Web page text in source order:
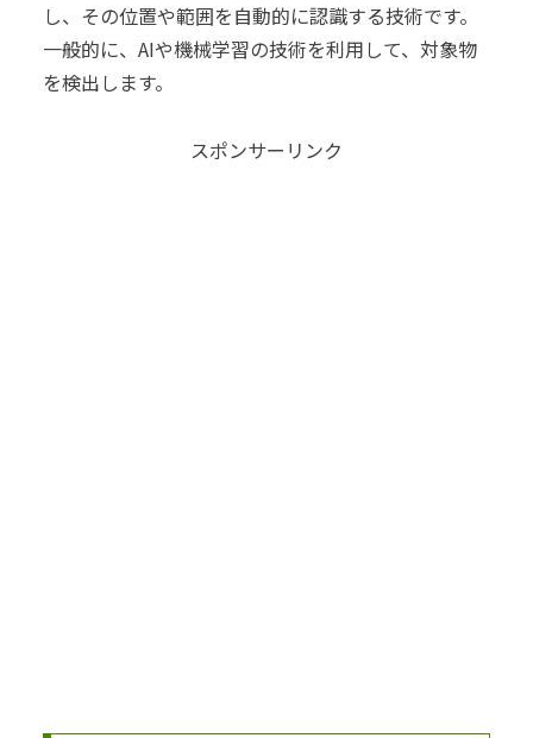
し、その位置や範囲を自動的に認識する技術です。
一般的に、AIや機械学習の技術を利用して、対象物
を検出します。
スポンサーリンク